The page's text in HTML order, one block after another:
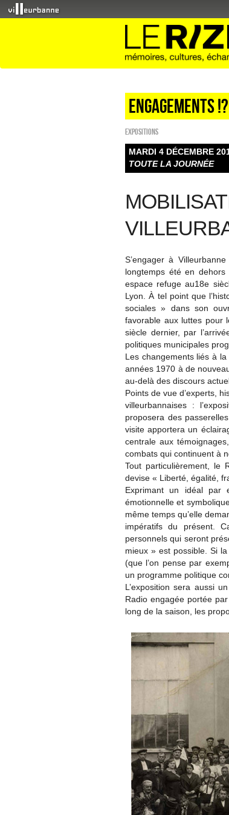
Engagements !?
EXPOSITIONS
MARDI 4 DÉCEMBRE
TOUTE LA JOURNÉE
S’engager à
longtemps été en
espace refuge au18e
Lyon. À tel point que
sociales » dans son
favorable aux luttes pour
siècle dernier, par
politiques municipales
Les changements liés à
années 1970 à de
au-delà des discours
Points de vue d’experts,
villeurbannaises :
proposera des
visite apportera un
centrale aux
combats qui continuent à
Tout particulièrement, le
devise « Liberté, égalité,
Exprimant un idéal par
émotionnelle et
même temps qu’elle
impératifs du présent.
personnels qui seront
mieux » est possible. Si
(que l’on pense par
un programme politique
L’exposition sera aussi
Radio engagée portée
long de la saison, les